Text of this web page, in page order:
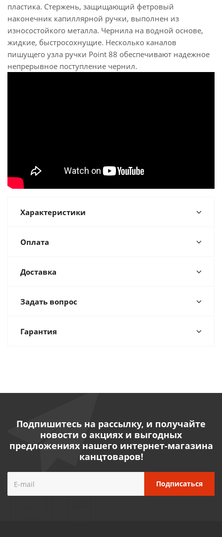
пластика. Стержень, защищающий фетровый
наконечник капиллярной ручки, выполнен из
износостойкого металла. Чернила на водной основе,
жидкие, быстросохнущие. Несколько каналов
пишущего узла ручки Point 88 обеспечивают надежное
непрерывное поступление чернил.
Характеристики
Оплата
Доставка
Задать вопрос
Гарантия
Подпишитесь на рассылку, и получайте
новости о акциях и выгодных
предложениях нашего интернет-магазина
канцтоваров!